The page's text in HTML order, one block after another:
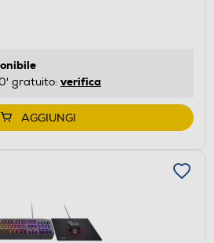
gratuito: verifica
AGGIUNGI